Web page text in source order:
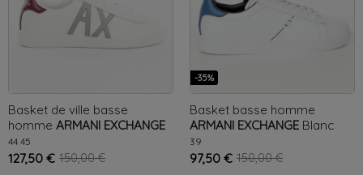
Basket de ville basse
homme ARMANI EXCHANGE
Blanc
44 45
127,50 € 150,00 €
-35%
Basket basse homme
ARMANI EXCHANGE Blanc
Classic AX
39
97,50 € 150,00 €